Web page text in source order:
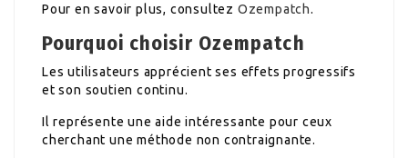
Pour en savoir plus, consultez Ozempatch.
Pourquoi choisir Ozempatch
Les utilisateurs apprécient ses effets progressifs
et son soutien continu.
Il représente une aide intéressante pour ceux
cherchant une méthode non contraignante.